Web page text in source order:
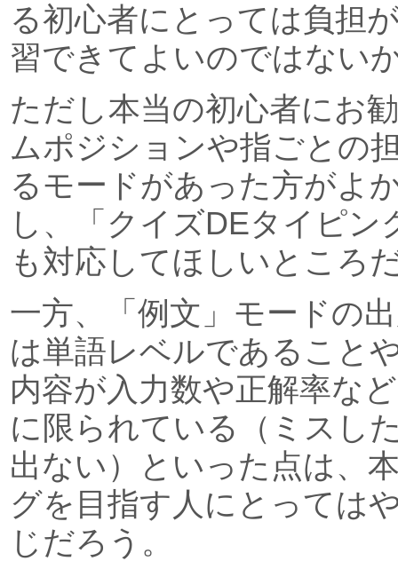
る初心者にとっては負担
習できてよいのではない
ただし本当の初心者にお
ムポジションや指ごとの
るモードがあった方がよ
し、「クイズDEタイピン
も対応してほしいところ
一方、「例文」モードの
は単語レベルであること
内容が入力数や正解率な
に限られている（ミスし
出ない）といった点は、
グを目指す人にとっては
じだろう。